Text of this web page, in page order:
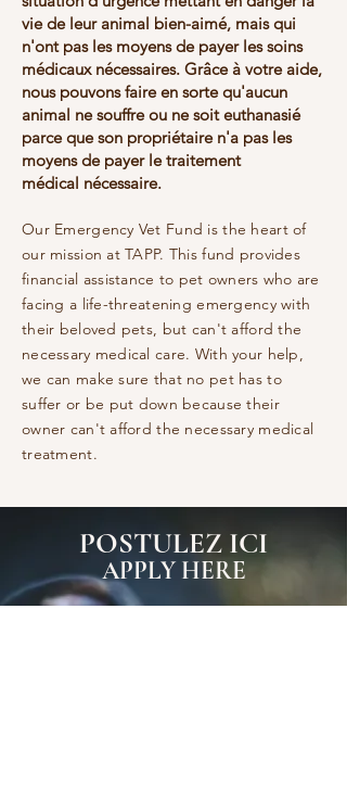
vie de leur animal bien-aimé, mais qui
n'ont pas les moyens de payer les soins
médicaux nécessaires. Grâce à votre aide,
nous pouvons faire en sorte qu'aucun
animal ne souffre ou ne soiteuthanasié
parce que son propriétaire n'a pas les
moyens de payer le traitement
médical nécessaire.
Our Emergency Vet Fund is the heart of
our mission at TAPP. This fund provides
financial assistance to pet owners who are
facing a life-threatening emergency with
their beloved pets, but can't afford the
necessary medical care. With your help,
we can make sure that no pet has to
suffer or be put down because their
owner can't afford the necessary medical
treatment.
POSTULEZ ICI
APPLY HERE